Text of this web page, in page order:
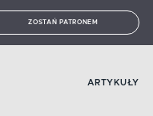
ZOSTAŃ PATRONEM
ARTYKUŁY